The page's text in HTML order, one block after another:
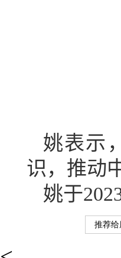
姚表示
识，推动
姚于
推荐给